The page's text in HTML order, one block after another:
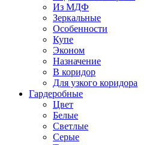
Из МДФ
Зеркальные
Особенности
Купе
Эконом
Назначение
В коридор
Для узкого коридора
Гардеробные
Цвет
Белые
Светлые
Серые